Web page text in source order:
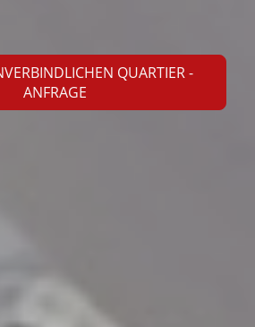
QUARTIER -
ANFRAGE